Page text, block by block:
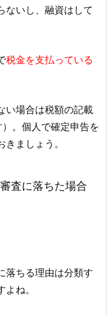
ないし、融資はして
税金を支払っている
い場合は税額の記載
。個人で確定申告を
ましょう。
査に落ちた場合
落ちる理由は分類す
ね。